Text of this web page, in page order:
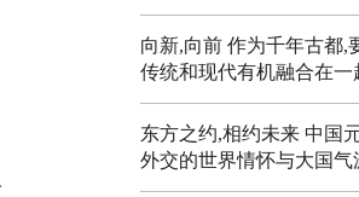
向新,向前 作为千年古都,
传统和现代有机融合在一
东方之约,相约未来 中国
外交的世界情怀与大国气